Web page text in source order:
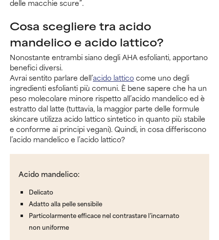
delle macchie scure”.
Cosa scegliere tra acido
mandelico e acido lattico?
Nonostante entrambi siano degli AHA esfolianti, apportano
benefici diversi.
Avrai sentito parlare dell’acido latticocome uno degli
ingredienti esfolianti più comuni. È bene sapere che ha un
peso molecolare minore rispetto all’acido mandelico ed è
estratto dal latte (tuttavia, la maggior parte delle formule
skincare utilizza acido lattico sintetico in quanto più stabile
e conforme ai principi vegani). Quindi, in cosa differiscono
l’acido mandelico e l’acido lattico?
Acido mandelico:
Delicato
Adatto alla pelle sensibile
Particolarmente efficace nel contrastare l’incarnato
non uniforme